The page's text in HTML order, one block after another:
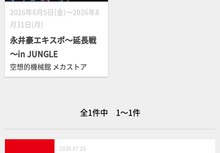
2026年6月5日(金)～2026年8
月31日(月)
永井豪エキスポ～延長戦
～in JUNGLE
空想的機械館 メカストア
全1件中 1～1件
2026.07.25